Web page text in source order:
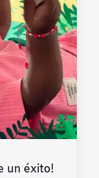
un éxito!